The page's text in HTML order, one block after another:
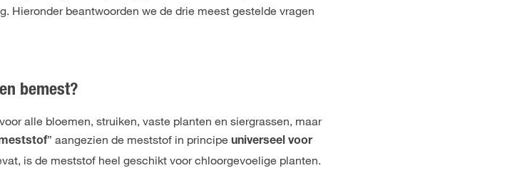
Hieronder beantwoorden we de drie meest gestelde vragen
bemest?
alle bloemen, struiken, vaste planten en siergrassen, maar
” aangezien de meststof in principe universeel voor
is de meststof heel geschikt voor chloorgevoelige planten.